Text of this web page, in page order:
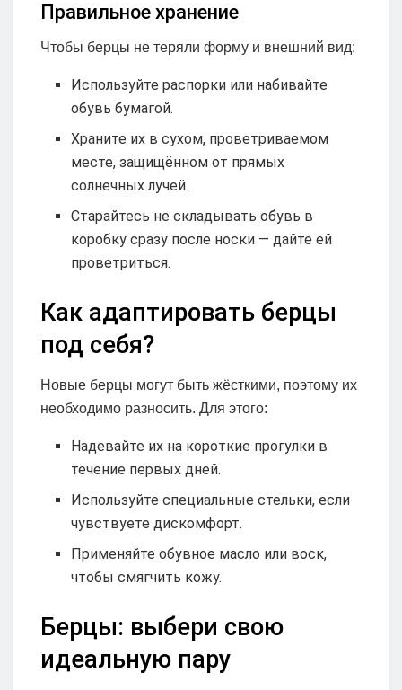
Правильное хранение
Чтобы берцы не теряли форму и внешний вид:
Используйте распорки или набивайте
обувь бумагой.
Храните их в сухом, проветриваемом
месте, защищённом от прямых
солнечных лучей.
Старайтесь не складывать обувь в
коробку сразу после носки — дайте ей
проветриться.
Как адаптировать берцы
под себя?
Новые берцы могут быть жёсткими, поэтому их
необходимо разносить. Для этого:
Надевайте их на короткие прогулки в
течение первых дней.
Используйте специальные стельки, если
чувствуете дискомфорт.
Применяйте обувное масло или воск,
чтобы смягчить кожу.
Берцы: выбери свою
идеальную пару